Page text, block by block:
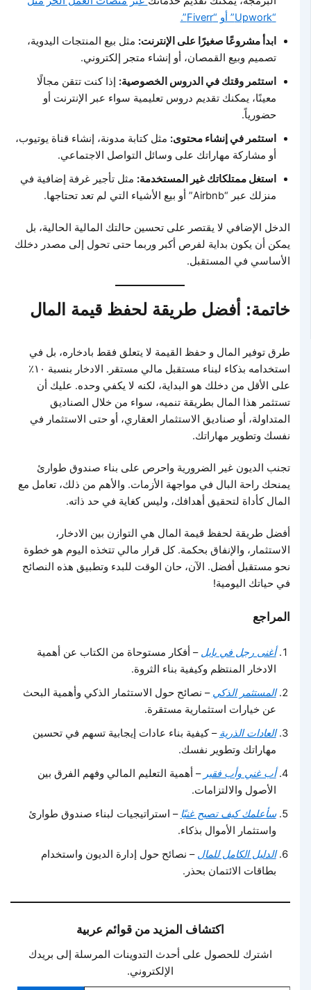
ابدأ مشروعًا صغيرًا على الإنترنت:مثل بيع المنتجات اليدوية،
تصميم وبيع القمصان، أو إنشاء متجر إلكتروني.
استثمر وقتك في الدروس الخصوصية:إذا كنت تتقن مجالًا
معينًا، يمكنك تقديم دروس تعليمية سواء عبر الإنترنت أو
حضورياً.
استثمر في إنشاء محتوى:مثل كتابة مدونة، إنشاء قناة يوتيوب،
أو مشاركة مهاراتك على وسائل التواصل الاجتماعي.
استغل ممتلكاتك غير المستخدمة:مثل تأجير غرفة إضافية في
منزلك عبر “Airbnb” أو بيع الأشياء التي لم تعد تحتاجها.
الدخل الإضافي لا يقتصر على تحسين حالتك المالية الحالية، بل
يمكن أن يكون بداية لفرص أكبر وربما حتى تحول إلى مصدر دخلك
الأساسي في المستقبل.
خاتمة: أفضل طريقة لحفظ قيمة المال
طرق توفير المال و حفظ القيمة لا يتعلق فقط بادخاره، بل في
استخدامه بذكاء لبناء مستقبل مالي مستقر. الادخار بنسبة ١٠٪
على الأقل من دخلك هو البداية، لكنه لا يكفي وحده. عليك أن
تستثمر هذا المال بطريقة تنميه، سواء من خلال الصناديق
المتداولة، أو صناديق الاستثمار العقاري، أو حتى الاستثمار في
نفسك وتطوير مهاراتك.
تجنب الديون غير الضرورية واحرص على بناء صندوق طوارئ
يمنحك راحة البال في مواجهة الأزمات. والأهم من ذلك، تعامل مع
المال كأداة لتحقيق أهدافك، وليس كغاية في حد ذاته.
أفضل طريقة لحفظ قيمة المال هي التوازن بين الادخار،
الاستثمار، والإنفاق بحكمة. كل قرار مالي تتخذه اليوم هو خطوة
نحو مستقبل أفضل. الآن، حان الوقت للبدء وتطبيق هذه النصائح
في حياتك اليومية!
المراجع
أغنى رجل في بابل – أفكار مستوحاة من الكتاب عن أهمية
الادخار المنتظم وكيفية بناء الثروة.
المستثمر الذكي – نصائح حول الاستثمار الذكي وأهمية البحث
عن خيارات استثمارية مستقرة.
العادات الذرية– كيفية بناء عادات إيجابية تسهم في تحسين
مهاراتك وتطوير نفسك.
أب غني وأب فقير– أهمية التعليم المالي وفهم الفرق بين
الأصول والالتزامات.
سأعلمك كيف تصبح غنيًا– استراتيجيات لبناء صندوق طوارئ
واستثمار الأموال بذكاء.
الدليل الكامل للمال – نصائح حول إدارة الديون واستخدام
بطاقات الائتمان بحذر.
اكتشاف المزيد من قوائم عربية
اشترك للحصول على أحدث التدوينات المرسلة إلى بريدك
الإلكتروني.